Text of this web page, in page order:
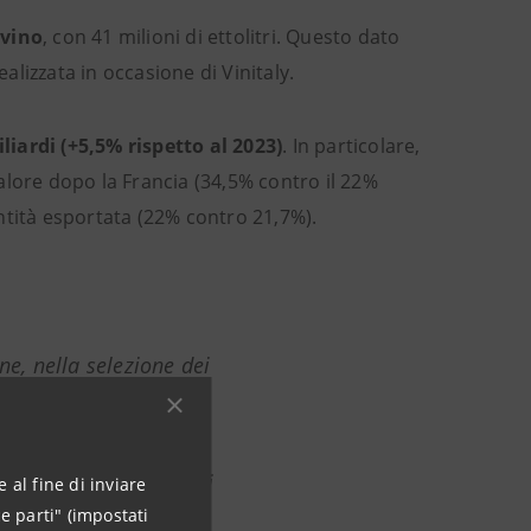
al fine di inviare
parti" (impostati
, con 41 milioni di ettolitri. Questo dato
in occasione di Vinitaly.
(+5,5% rispetto al 2023). In particolare,
dopo la Francia (34,5% contro il 22%
esportata (22% contro 21,7%).
nella selezione dei
robotica. Le
ancora dai mercati
sistema per